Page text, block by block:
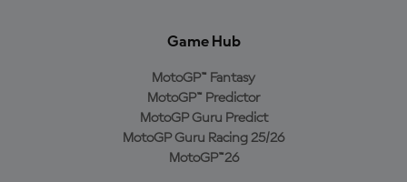
Game Hub
MotoGP™ Fantasy
MotoGP™ Predictor
MotoGP Guru Predict
MotoGP Guru Racing 25/26
MotoGP™26